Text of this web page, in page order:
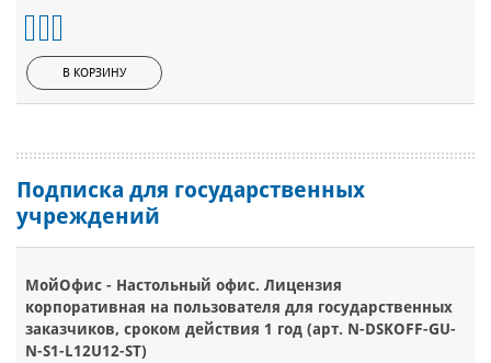
В КОРЗИНУ
Подписка для государственных
учреждений
МойОфис - Настольный офис. Лицензия
корпоративная на пользователя для государственных
заказчиков, сроком действия 1 год (арт. N-DSKOFF-GU-
N-S1-L12U12-ST)